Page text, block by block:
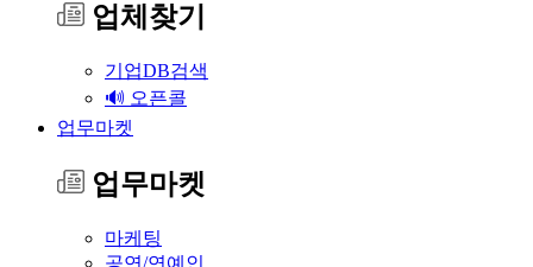
업체찾기
기업DB검색
🔊 오픈콜
업무마켓
업무마켓
마케팅